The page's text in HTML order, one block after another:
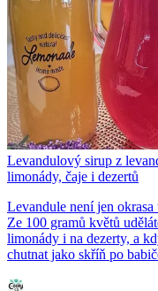
Levandulový sirup z
limonády, čaje i dezertů
Levandule není jen
Ze 100 gramů květů
limonády i na dezerty, a
chutnat jako skříň po